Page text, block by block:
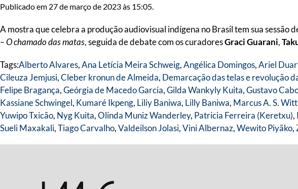
EXPOSIÇÕES
EM CARTAZ
TOURS VIRTUAIS
VISITAS MEDIADAS
DESTAQUES DE A
PROGRAMA
POR DENTRO
Publicado em 27 de março de 2023 às 15:05.
A mostra que celebra a produção audiovisual indígena no Brasil tem sua sessão
– O chamado das matas, seguida de debate com os curadoresGraci Guarani,
Tags:Alberto Alvares,Ana Letícia Meira Schweig,Angélica Domingos,Ariel
Cileuza Jemjusi,Cleber kronun de Almeida, Demarcação das telas e revolução
Felipe Bragança,Geórgia de Macedo Garcia,Gilda Wankyly Kuita,Gustavo
Kassiane Schwingel, Kumaré Ikpeng, Liliy Baniwa, Lilly Baniwa, Marcus A. S.
Yuwipo Txicão, Nyg Kuita,Olinda Muniz Wanderley, Patricia Ferreira (Keretxu),
Sueli Maxakali,Tiago Carvalho,Valdeilson Jolasi,Vini Albernaz,Wewito Piyãko,